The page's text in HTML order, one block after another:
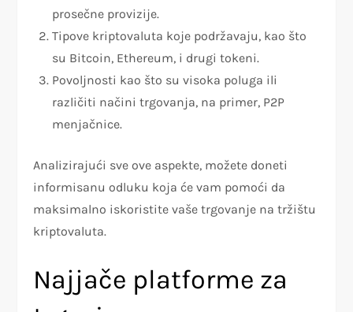
prosečne provizije.
Tipove kriptovaluta koje podržavaju, kao što
su Bitcoin, Ethereum, i drugi tokeni.
Povoljnosti kao što su visoka poluga ili
različiti načini trgovanja, na primer, P2P
menjačnice.
Analizirajući sve ove aspekte, možete doneti
informisanu odluku koja će vam pomoći da
maksimalno iskoristite vaše trgovanje na tržištu
kriptovaluta.
Najjače platforme za